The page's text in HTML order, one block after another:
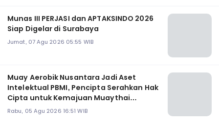
Munas III PERJASI dan APTAKSINDO 2026
Siap Digelar di Surabaya
Jumat, 07 Agu 2026 05:55 WIB
Muay Aerobik Nusantara Jadi Aset
Intelektual PBMI, Pencipta Serahkan Hak
Cipta untuk Kemajuan Muaythai
Indonesia
Rabu, 05 Agu 2026 16:51 WIB